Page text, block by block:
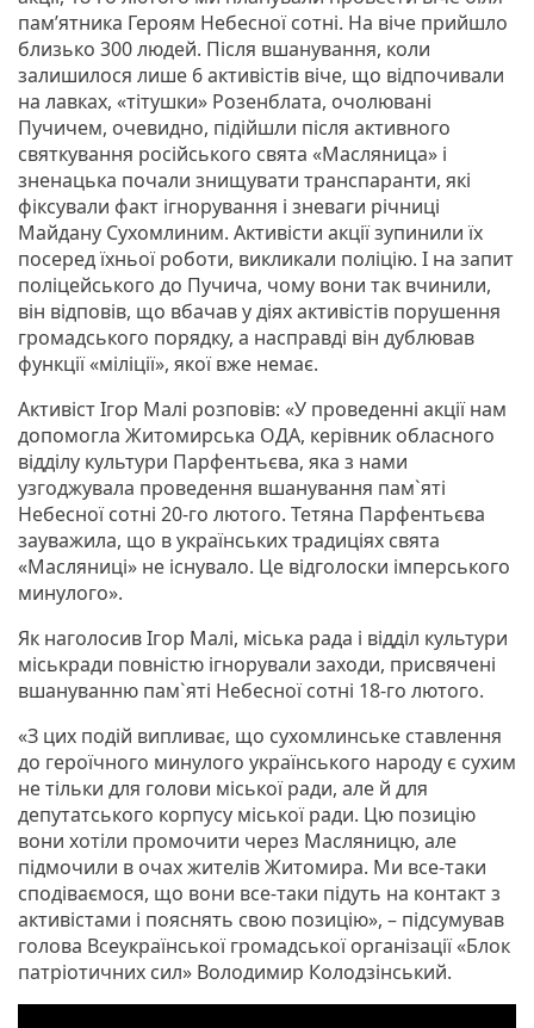
пам’ятника Героям Небесної сотні. На віче прийшло
близько 300 людей. Після вшанування, коли
залишилося лише 6 активістів віче, що відпочивали
на лавках, «тітушки» Розенблата, очолювані
Пучичем, очевидно, підійшли після активного
святкування російського свята «Масляница» і
зненацька почали знищувати транспаранти, які
фіксували факт ігнорування і зневаги річниці
Майдану Сухомлиним. Активісти акції зупинили їх
посеред їхньої роботи, викликали поліцію. І на запит
поліцейського до Пучича, чому вони так вчинили,
він відповів, що вбачав у діях активістів порушення
громадського порядку, а насправді він дублював
функції «міліції», якої вже немає.
Активіст Ігор Малі розповів: «У проведенні акції нам
допомогла Житомирська ОДА, керівник обласного
відділу культури Парфентьєва, яка з нами
узгоджувала проведення вшанування пам`яті
Небесної сотні 20-го лютого. Тетяна Парфентьєва
зауважила, що в українських традиціях свята
«Масляниці» не існувало. Це відголоски імперського
минулого».
Як наголосив Ігор Малі, міська рада і відділ культури
міськради повністю ігнорували заходи, присвячені
вшануванню пам`яті Небесної сотні 18-го лютого.
«З цих подій випливає, що сухомлинське ставлення
до героїчного минулого українського народу є сухим
не тільки для голови міської ради, але й для
депутатського корпусу міської ради. Цю позицію
вони хотіли промочити через Масляницю, але
підмочили в очах жителів Житомира. Ми все-таки
сподіваємося, що вони все-таки підуть на контакт з
активістами і пояснять свою позицію», – підсумував
голова Всеукраїнської громадської організації «Блок
патріотичних сил» Володимир Колодзінський.